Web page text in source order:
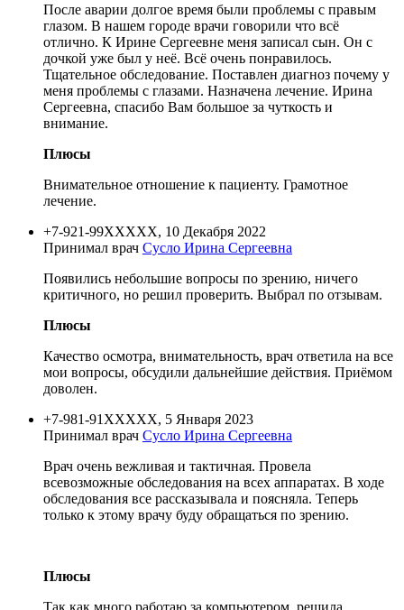
После аварии долгое время были проблемы с правым
глазом. В нашем городе врачи говорили что всё
отлично. К Ирине Сергеевне меня записал сын. Он с
дочкой уже был у неё. Всё очень понравилось.
Тщательное обследование. Поставлен диагноз почему у
меня проблемы с глазами. Назначена лечение. Ирина
Сергеевна, спасибо Вам большое за чуткость и
внимание.
Плюсы
Внимательное отношение к пациенту. Грамотное
лечение.
+7-921-99XXXXX, 10 Декабря 2022
Принимал врач Сусло Ирина Сергеевна
Появились небольшие вопросы по зрению, ничего
критичного, но решил проверить. Выбрал по отзывам.
Плюсы
Качество осмотра, внимательность, врач ответила на все
мои вопросы, обсудили дальнейшие действия. Приёмом
доволен.
+7-981-91XXXXX, 5 Января 2023
Принимал врач Сусло Ирина Сергеевна
Врач очень вежливая и тактичная. Провела
всевозможные обследования на всех аппаратах. В ходе
обследования все рассказывала и поясняла. Теперь
только к этому врачу буду обращаться по зрению.
Плюсы
Так как много работаю за компьютером, решила